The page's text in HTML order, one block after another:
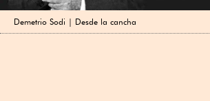
Demetrio Sodi | Desde la cancha